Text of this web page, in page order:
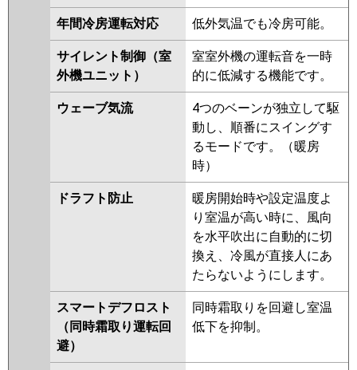
三菱重工 FDTZ1406HP6S FDTZ1406HP6S-
rak FDTZ1406HP6S-airf
FDTZ1406HP6S-osj
FDTZ1405HP5SA-osj
FDTZ1405HP5SA-rak
FDTZ1405HP5SA-airf
FDTZ1405HP5SA
FDTZ1405HP5S-osj
FDTZ1405HP5S-rak
FDTZ1405HP5S-airf
FDTZ1405HP5S-rakuri-na
FDTZ1405HP5S-airflex
FDTZ1405HP5S
PA-P140U7GDNBX PA-
P140U7GDNB PA-P140U7GDB
PA-P140U7GD PA-P140U7GDN
PA-P140U6GDB PA-P140U6GDNB
年間冷房運転対応 低外気温でも冷房可能。
サイレント制御（室
外機ユニット）
室室外機の運転音を一時
的に低減する機能です。
ウェーブ気流
4つのベーンが独立して駆
動し、順番にスイングす
るモードです。（暖房
時）
ドラフト防止
暖房開始時や設定温度よ
り室温が高い時に、風向
を水平吹出に自動的に切
換え、冷風が直接人にあ
たらないようにします。
スマートデフロスト
（同時霜取り運転回
避）
同時霜取りを回避し室温
低下を抑制。